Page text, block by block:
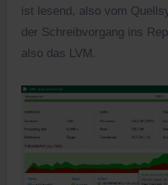
ist lesend, also vom
der Schreibvorgang ins
also das LVM.